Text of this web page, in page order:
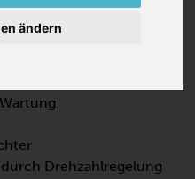
ändern
die eine hohe Leistung
Drehzahlregelung